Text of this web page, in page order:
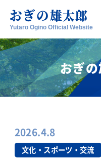
おぎの雄太郎
Yutaro Ogino Official Website
おぎ
2026.4.8
文化・スポーツ・交流